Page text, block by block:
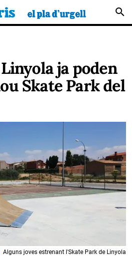
search
ja poden
Skate Park del
Alguns joves estrenant l'Skate Park de Linyola